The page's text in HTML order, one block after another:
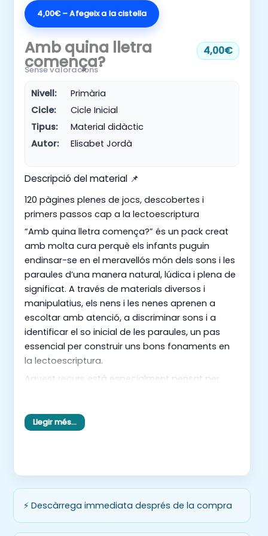
4,00€ – Afegeix a la cistella
Amb quina lletra
comença?
4,00€
Sense valoracions
Nivell:
Primària
Cicle:
Cicle Inicial
Tipus:
Material didàctic
Autor:
Elisabet Jordà
Descripció del material 📌
120 pàgines plenes de jocs, descobertes i
primers passos cap a la lectoescriptura
“Amb quina lletra comença?” és un pack creat
amb molta cura perquè els infants puguin
endinsar-se en el meravellós món dels sons i les
paraules d’una manera natural, lúdica i plena de
significat. A través de materials diversos i
manipulatius, els nens i les nenes aprenen a
escoltar amb atenció, a discriminar sons i a
identificar el so inicial de les paraules, un pas
essencial per construir uns bons fonaments en
la lectoescriptura.
Aquest recurs està especialment pensat per
individual com a la dinàmica de petit grup. Cada
de manera vivencial i amena, sempre des d’un
enfocament respectuós amb el ritme de cada
Llegir més…
⚡ Descàrrega immediata després de la compra